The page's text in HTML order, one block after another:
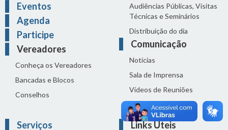
Eventos
Agenda
Participe
Vereadores
Conheça os Vereadores
Bancadas e Blocos
Conselhos
Audiências Públicas, Visitas
Técnicas e Seminários
Distribuição do dia
Comunicação
Notícias
Sala de Imprensa
Vídeos de Reuniões
Solenidades
Serviços Links Úteis